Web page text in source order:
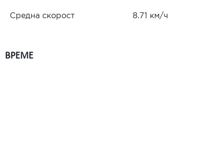
Средна скорост 8.71 км/ч
ВРЕМЕ